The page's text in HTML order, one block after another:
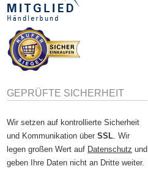
GEPRÜFTE SICHERHEIT
Wir setzen auf kontrollierte Sicherheit
und Kommunikation überSSL . Wir
legen großen Wert auf Datenschutz und
geben Ihre Daten nicht an Dritte weiter.